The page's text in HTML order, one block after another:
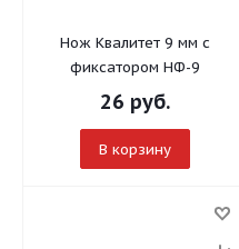
Нож Квалитет 9 мм с
фиксатором НФ-9
26 руб.
В корзину